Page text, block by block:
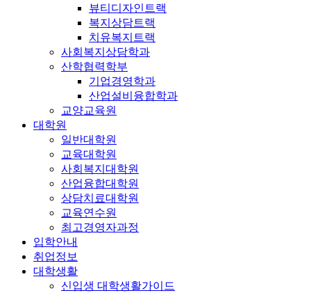
뷰티디자인트랙
복지상담트랙
치유복지트랙
사회복지상담학과
산학협력학부
기업경영학과
산업설비융합학과
교양교육원
대학원
일반대학원
교육대학원
사회복지대학원
산업융합대학원
상담치료대학원
교육연수원
최고경영자과정
입학안내
취업정보
대학생활
신입생 대학생활가이드